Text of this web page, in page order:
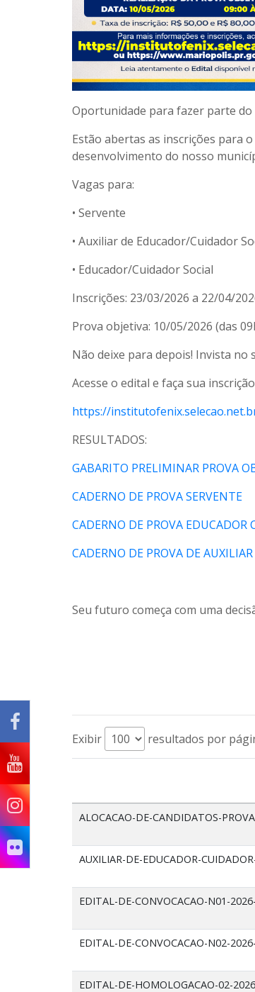
Oportunidade para fazer parte
Estão abertas as inscrições para
desenvolvimento do nosso
Vagas para:
• Servente
• Auxiliar de Educador/Cuidador
• Educador/Cuidador Social
Inscrições: 23/03/2026 a 22/04/
Prova objetiva: 10/05/2026 (das
Não deixe para depois! Invista no
Acesse o edital e faça sua
https://
RESULTADOS:
GABARITO PRELIMINAR PROVA
CADERNO DE PROVA SERVENTE
CADERNO DE PROVA EDUCADOR
CADERNO DE PROVA DE
Seu futuro começa com uma
Exibir resultados por
ALOCACAO-DE-CANDIDATOS-
AUXILIAR-DE-EDUCADOR-
EDITAL-DE-CONVOCACAO-N01-
EDITAL-DE-CONVOCACAO-N02-
EDITAL-DE-HOMOLOGACAO-02-2026